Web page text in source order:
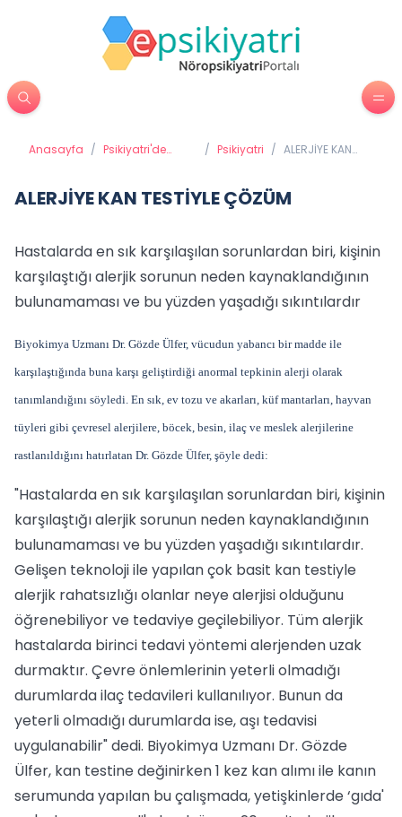
Anasayfa / Psikiyatri'de
/ Psikiyatri / ALERJİYE KAN
ALERJİYE KAN TESTİYLE ÇÖZÜM
Hastalarda en sık karşılaşılan sorunlardan biri, kişinin
karşılaştığı alerjik sorunun neden kaynaklandığının
bulunamaması ve bu yüzden yaşadığı sıkıntılardır
Biyokimya Uzmanı Dr. Gözde Ülfer, vücudun yabancı bir madde ile
karşılaştığında buna karşı geliştirdiği anormal tepkinin alerji olarak
tanımlandığını söyledi. En sık, ev tozu ve akarları, küf mantarları, hayvan
tüyleri gibi çevresel alerjilere, böcek, besin, ilaç ve meslek alerjilerine
rastlanıldığını hatırlatan Dr. Gözde Ülfer, şöyle dedi:
"Hastalarda en sık karşılaşılan sorunlardan biri, kişinin
karşılaştığı alerjik sorunun neden kaynaklandığının
bulunamaması ve bu yüzden yaşadığı sıkıntılardır.
Gelişen teknoloji ile yapılan çok basit kan testiyle
alerjik rahatsızlığı olanlar neye alerjisi olduğunu
öğrenebiliyor ve tedaviye geçilebiliyor. Tüm alerjik
hastalarda birinci tedavi yöntemi alerjenden uzak
durmaktır. Çevre önlemlerinin yeterli olmadığı
durumlarda ilaç tedavileri kullanılıyor. Bunun da
yeterli olmadığı durumlarda ise, aşı tedavisi
uygulanabilir" dedi. Biyokimya Uzmanı Dr. Gözde
Ülfer, kan testine değinirken 1 kez kan alımı ile kanın
serumunda yapılan bu çalışmada, yetişkinlerde ‘gıda'